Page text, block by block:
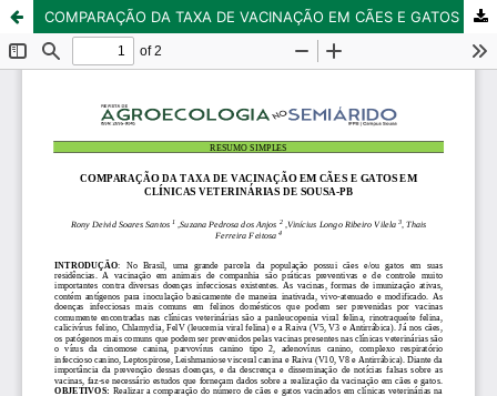
COMPARAÇÃO DA TAXA DE VACINAÇÃO EM CÃES E GATOS EM CLÍNICAS VETERINÁRIAS DE SOUSA-PB